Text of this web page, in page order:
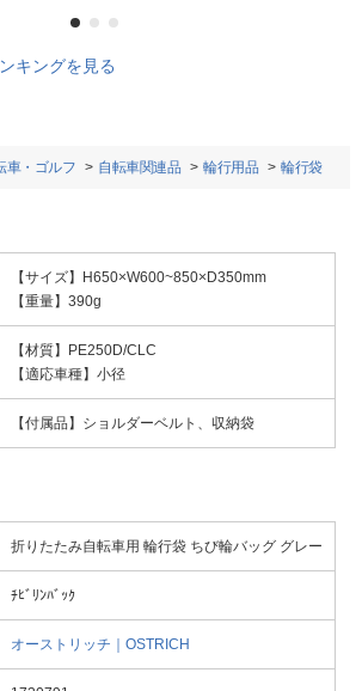
キングを見る
車・ゴルフ 自転車関連品 輪行用品 輪行袋
【サイズ】H650×W600~850×D350mm
【重量】390g
【材質】PE250D/CLC
【適応車種】小径
【付属品】ショルダーベルト、収納袋
折りたたみ自転車用 輪行袋 ちび輪バッグ グレー
ﾁﾋﾞﾘﾝﾊﾞｯｸ
オーストリッチ｜OSTRICH